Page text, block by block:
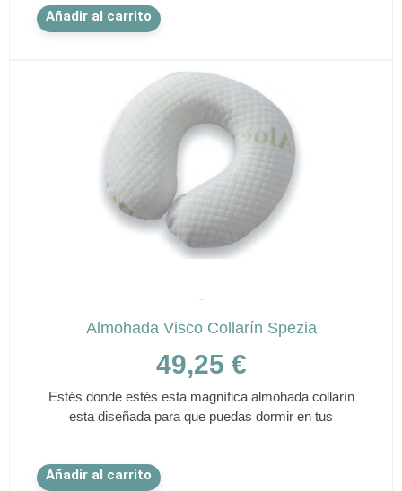
Añadir al carrito
Almohada Visco Collarín Spezia
49,25 €
Estés donde estés esta magnífica almohada collarín
esta diseñada para que puedas dormir en tus
Añadir al carrito